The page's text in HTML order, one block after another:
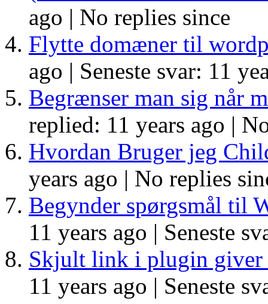
ago | No replies since
Flytte domæner til
ago | Seneste svar: 11
Begrænser man sig når
replied: 11 years ago |
Hvordan Bruger jeg
years ago | No replies
Begynder spørgsmål til
11 years ago | Seneste
Skjult link i plugin giver
11 years ago | Seneste